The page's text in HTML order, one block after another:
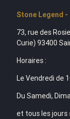
Stone Legend -
73, rue des
Curie) 93400
Horaires :
Le Vendredi de
Du Samedi,
et tous les jours